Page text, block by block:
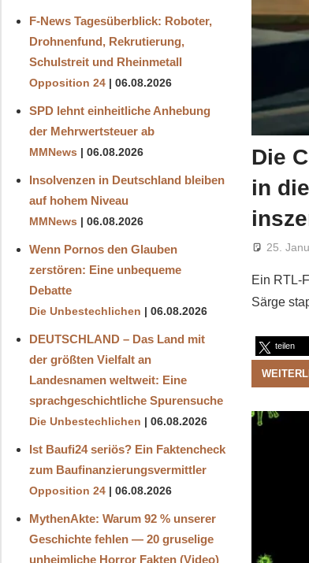
Die
in
25.
Ein RTL-
Särge
teilen
F-News Tagesüberblick: Roboter,
Drohnenfund, Rekrutierung,
Schulstreit und Rheinmetall
Opposition 24 06.08.2026
SPD lehnt einheitliche Anhebung
der Mehrwertsteuer ab
MMNews 06.08.2026
Insolvenzen in Deutschland bleiben
auf hohem Niveau
MMNews 06.08.2026
Wenn Pornos den Glauben
zerstören: Eine unbequeme
Debatte
Die Unbestechlichen 06.08.2026
DEUTSCHLAND – Das Land mit
der größten Vielfalt an
Landesnamen weltweit: Eine
sprachgeschichtliche Spurensuche
Die Unbestechlichen 06.08.2026
Ist Baufi24 seriös? Ein Faktencheck
zum Baufinanzierungsvermittler
Opposition 24 06.08.2026
MythenAkte: Warum 92 % unserer
Geschichte fehlen — 20 gruselige
unheimliche Horror Fakten (Video)